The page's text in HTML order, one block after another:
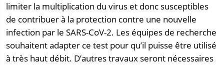
limiter la multiplication du virus et donc susceptibles
de contribuer à la protection contre une nouvelle
infection par le SARS-CoV-2. Les équipes de recherche
souhaitent adapter ce test pour qu’il puisse être utilisé
à très haut débit. D’autres travaux seront nécessaires